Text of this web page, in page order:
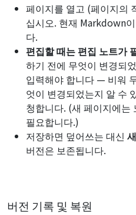
페이지를 열고 (페이지의
십시오. 현재 Markdown
다.
편집할 때는 편집 노트가
하기 전에 무엇이 변경되
입력해야 합니다 — 비워
엇이 변경되었는지 알 수
청합니다. (새 페이지에는
필요합니다.)
저장하면 덮어쓰는 대신
버전은 보존됩니다.
버전 기록 및 복원